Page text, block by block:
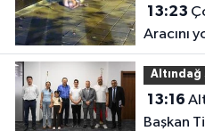
13:23
Aracını
Altındağ
13:16
Başkan